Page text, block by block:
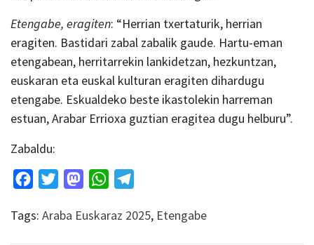
Etengabe, eragiten: “Herrian txertaturik, herrian
eragiten. Bastidari zabal zabalik gaude. Hartu-eman
etengabean, herritarrekin lankidetzan, hezkuntzan,
euskaran eta euskal kulturan eragiten dihardugu
etengabe. Eskualdeko beste ikastolekin harreman
estuan, Arabar Errioxa guztian eragitea dugu helburu”.
Zabaldu:
FacebookTwitterMastodonWhatsApp
Tags: Araba Euskaraz 2025, Etengabe